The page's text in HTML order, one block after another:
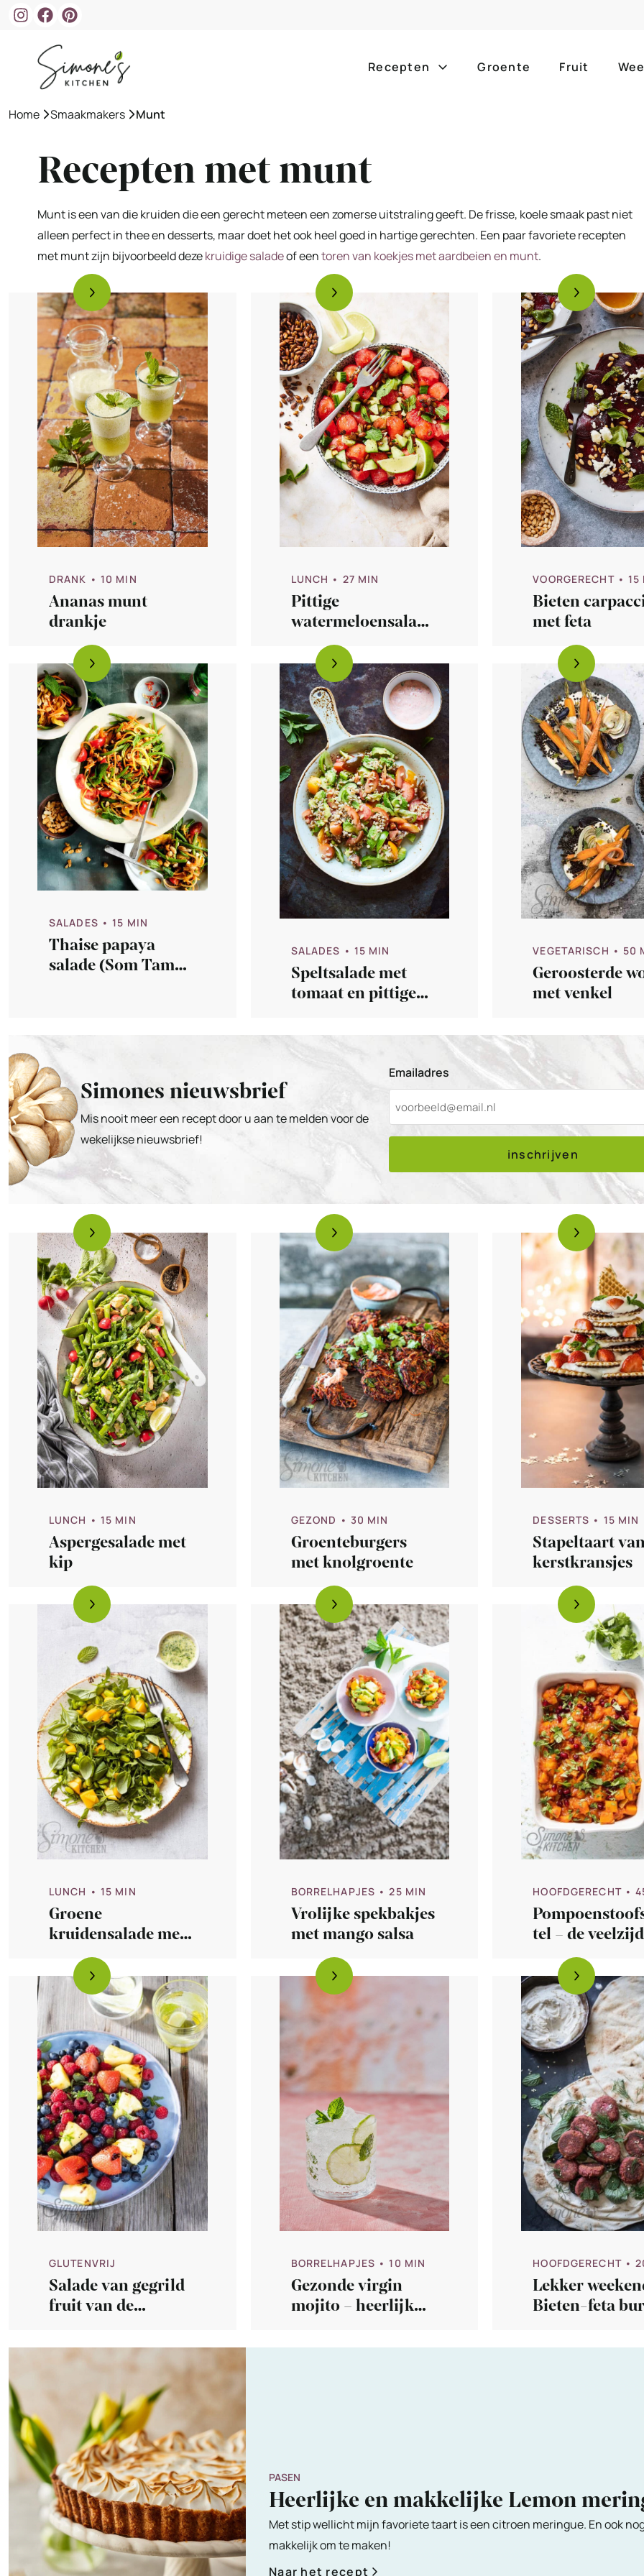
Recepten
lunch hoofdgerechten
borrelhapjes desserts
zomer
slow
Groente Fruit
Home »Smaakmakers »Munt
Recepten met munt
Munt is een van die kruiden die een gerecht meteen een zomerse uitstraling geeft. De frisse, koele smaak past niet
alleen perfect in thee en desserts, maar doet het ook heel goed in hartige gerechten. Een paar favoriete recepten
met munt zijn bijvoorbeeld dezekruidige saladeof eentoren van koekjes met aardbeien en munt.
DRANK • 10 MIN
Ananas munt
drankje
LUNCH • 27 MIN
Pittige
watermeloensalade
met pompoenpitten
VOORGERECHT • 15
Bieten
met feta
SALADES • 15 MIN
Thaise papaya
salade (Som Tam
SALADES • 15 MIN
Speltsalade met
tomaat en pittige
VEGETARISCH • 50
Geroosterde
met venkel
Simones nieuwsbrief
Mis nooit meer een recept door u aan te melden voor de
wekelijkse nieuwsbrief!
Emailadres
inschrijven
LUNCH • 15 MIN
Aspergesalade met
kip
GEZOND • 30 MIN
Groenteburgers
met knolgroente
DESSERTS • 15 MIN
Stapeltaart
kerstkransjes
LUNCH • 15 MIN
Groene
kruidensalade met
mango
BORRELHAPJES • 25 MIN
Vrolijke spekbakjes
met mango salsa
HOOFDGERECHT •
tel – de
pompoen
GLUTENVRIJ
Salade van gegrild
fruit van de
BORRELHAPJES • 10 MIN
Gezonde virgin
mojito – heerlijk
avonden
HOOFDGERECHT •
Lekker
Bieten-feta
PASEN
Heerlijke en makkelijke Lemon
Met stip wellicht mijn favoriete taart is een citroen meringue. En ook
makkelijk om te maken!
Naar het recept